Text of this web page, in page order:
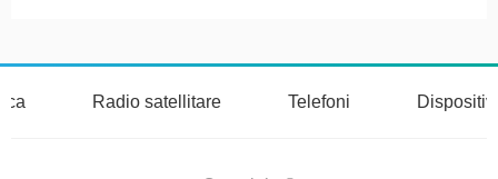
Radio satellitare Telefoni